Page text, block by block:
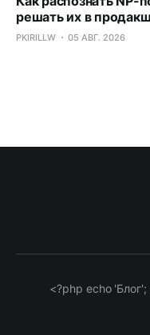
решать их в
PKIRILLW 05 АВГ. 2026
<?php echo